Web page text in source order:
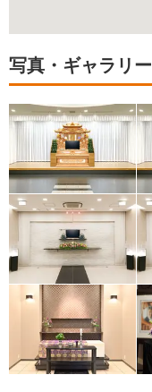
写真・ギャラリー